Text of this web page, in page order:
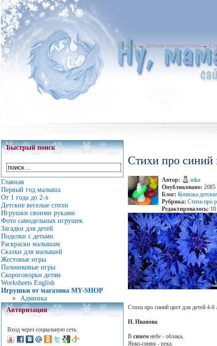
Главная → Детские веселые стихи →
Быстрый поиск
Главная
Первый год малыша
От 1 года до 2-х
Детские веселые стихи
Игрушки своими руками
Фото самодельных игрушек
Загадки для детей
Поделки с детьми
Раскраски малышам
Сказки для малышей
Жестовые игры
Пальчиковые игры
Скороговорки детям
Worksheets English
Игрушки от магазина MY-SHOP
Админка
Авторизация
Вход через социальную сеть:
Стихи про синий
Автор:
nika
Опубликовано: 2085
Блог: Копилка
Рубрика: Стихи про
Редактировалось:
Стихи про синий цвет для детей 4-6
Н. Иванова
В синемнебе - облака,
Ярко-синяя - река,